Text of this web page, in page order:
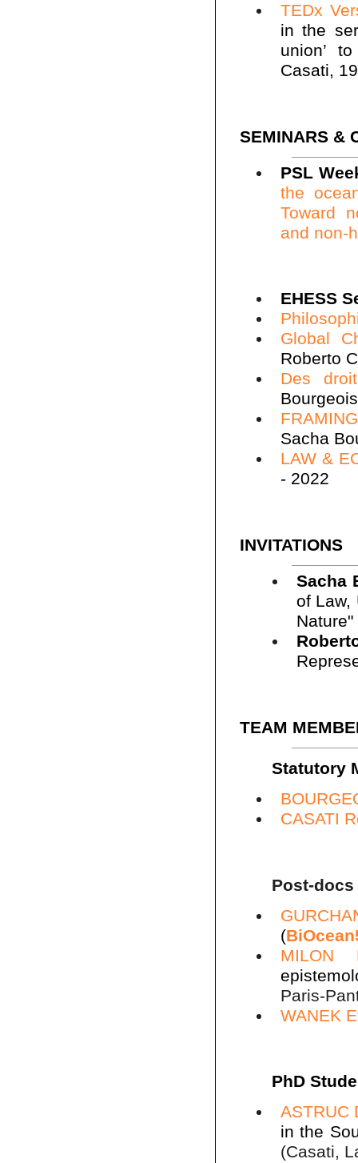
TEDx
in the
union’
Casati,
SEMINARS &
PSL
the
Toward
and non-
EHESS
Global
Roberto
Des
Sacha
LAW &
- 2022
INVITATIONS
Sacha
of Law,
Nature"
TEAM
Statutory
CASATI
Post-docs
(
MILON
Paris-
WANEK
PhD
ASTRUC
in the
(Casati,